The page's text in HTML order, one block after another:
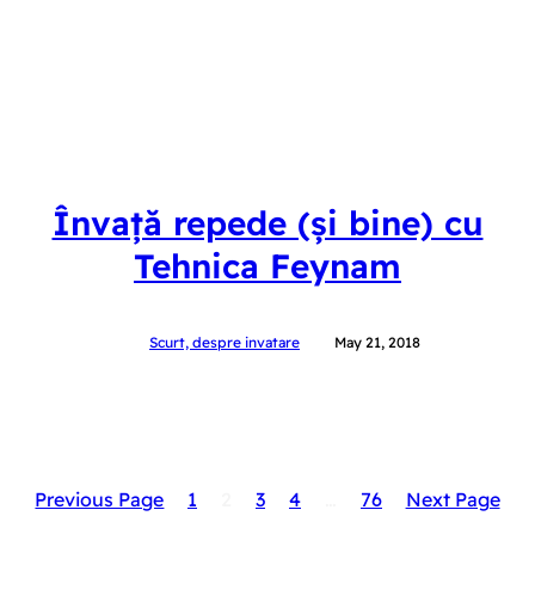
Învață repede (și bine) cu
Tehnica Feynam
Scurt, despre invatare May 21, 2018
Previous Page 1 3 4 76 Next Page